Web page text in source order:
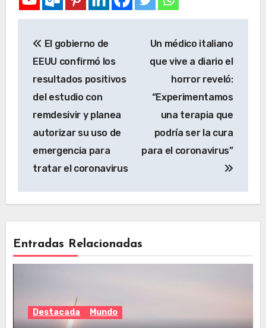
El gobierno de
EEUU confirmó los
resultados positivos
del estudio con
remdesivir y planea
autorizar su uso de
emergencia para
tratar el coronavirus
Un médico italiano
que vive a diario el
horror reveló:
“Experimentamos
una terapia que
podría ser la cura
para el coronavirus”
Entradas Relacionadas
Destacada Mundo